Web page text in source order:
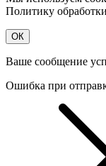
Политику
OК
Ваше сообщение
Ошибка при